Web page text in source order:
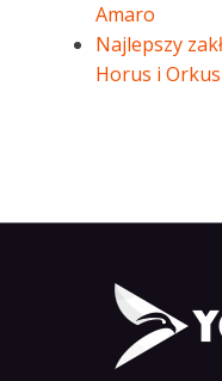
Amaro
Najlepszy
Horus i Orkus